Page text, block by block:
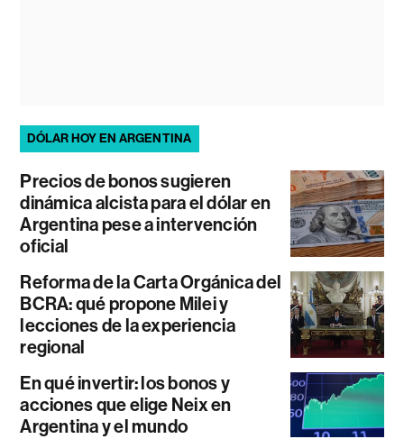
DÓLAR HOY EN ARGENTINA
Precios de bonos sugieren
dinámica alcista para el dólar en
Argentina pese a intervención
oficial
Reforma de la Carta Orgánica del
BCRA: qué propone Milei y
lecciones de la experiencia
regional
En qué invertir: los bonos y
acciones que elige Neix en
Argentina y el mundo